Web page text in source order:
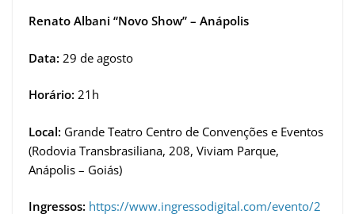
Renato Albani “Novo Show” – Anápolis
Data: 29 de agosto
Horário: 21h
Local: Grande Teatro Centro de Convenções e Eventos
(Rodovia Transbrasiliana, 208, Viviam Parque,
Anápolis – Goiás)
Ingressos: https://www.ingressodigital.com/evento/2